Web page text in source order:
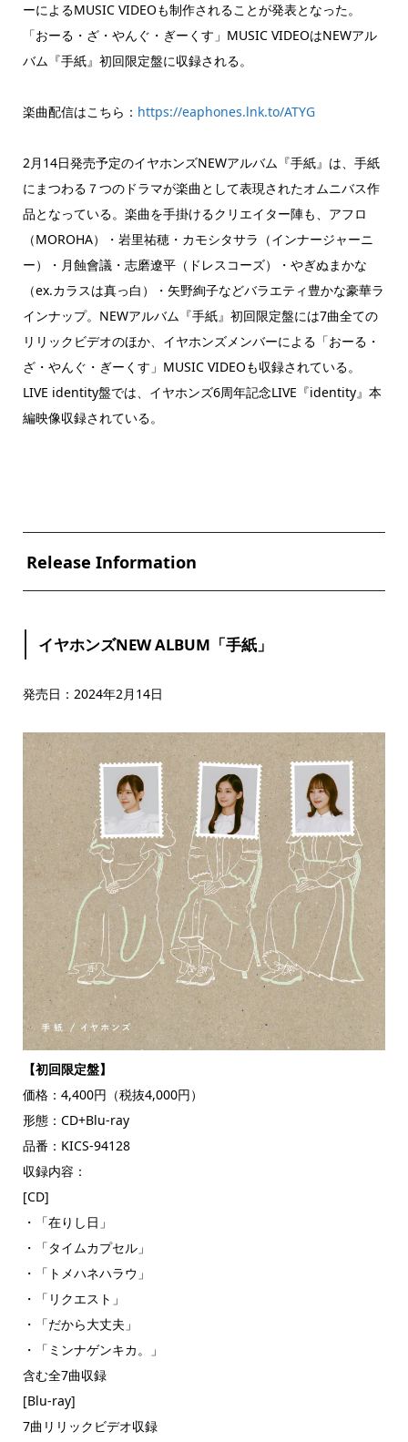
ーによるMUSIC VIDEOも制作されることが発表となった。
「おーる・ざ・やんぐ・ぎーくす」MUSIC VIDEOはNEWアル
バム『手紙』初回限定盤に収録される。
楽曲配信はこちら： https://eaphones.lnk.to/ATYG
2月14日発売予定のイヤホンズNEWアルバム『手紙』は、手紙
にまつわる７つのドラマが楽曲として表現されたオムニバス作
品となっている。楽曲を手掛けるクリエイター陣も、アフロ
（MOROHA）・岩里祐穂・カモシタサラ（インナージャーニ
ー）・月蝕會議・志磨遼平（ドレスコーズ）・やぎぬまかな
（ex.カラスは真っ白）・矢野絢子などバラエティ豊かな豪華ラ
インナップ。NEWアルバム『手紙』初回限定盤には7曲全ての
リリックビデオのほか、イヤホンズメンバーによる「おーる・
ざ・やんぐ・ぎーくす」MUSIC VIDEOも収録されている。
LIVE identity盤では、イヤホンズ6周年記念LIVE『identity』本
編映像収録されている。
Release Information
イヤホンズNEW ALBUM「手紙」
発売日：2024年2月14日
【初回限定盤】
価格：4,400円（税抜4,000円）
形態：CD+Blu-ray
品番：KICS-94128
収録内容：
[CD]
・「在りし日」
・「タイムカプセル」
・「トメハネハラウ」
・「リクエスト」
・「だから大丈夫」
・「ミンナゲンキカ。」
含む全7曲収録
[Blu-ray]
7曲リリックビデオ収録